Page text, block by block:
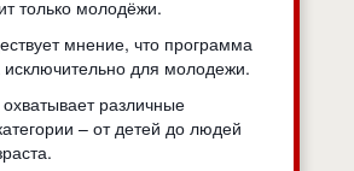
только молодёжи.
мнение, что программа
исключительно для молодежи.
различные
– от детей до людей